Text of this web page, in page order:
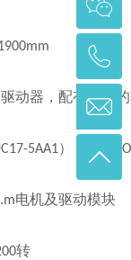
动器，配有相应
5AA1），
电机及驱动模块
转